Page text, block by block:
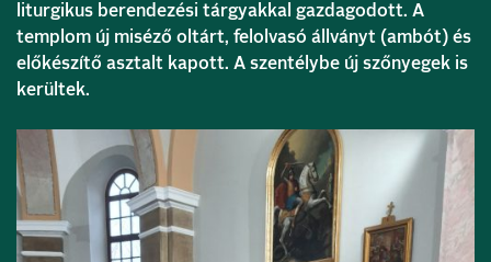
liturgikus berendezési tárgyakkal gazdagodott. A
templom új miséző oltárt, felolvasó állványt (ambót) és
előkészítő asztalt kapott. A szentélybe új szőnyegek is
kerültek.